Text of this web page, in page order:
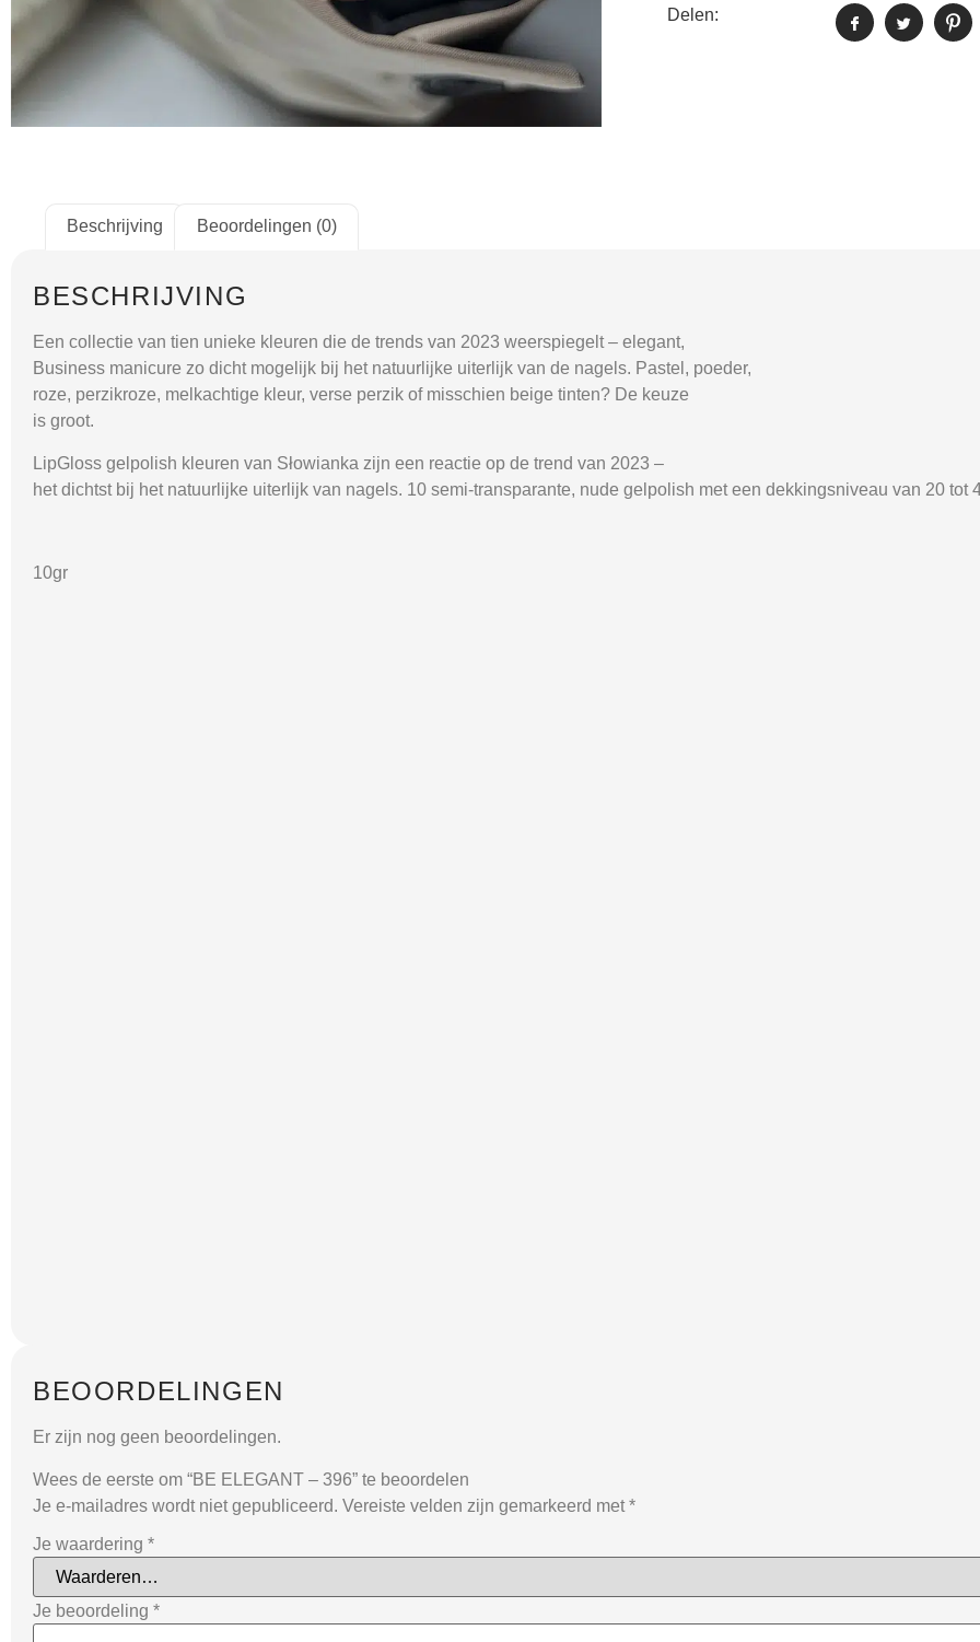
Delen:
Beschrijving Beoordelingen (0)
BESCHRIJVING
Een collectie van tien unieke kleuren die de trends van 2023 weerspiegelt – elegant,
Business manicure zo dicht mogelijk bij het natuurlijke uiterlijk van de nagels. Pastel, poeder,
roze, perzikroze, melkachtige kleur, verse perzik of misschien beige tinten? De keuze
is groot.
LipGloss gelpolish kleuren van Słowianka zijn een reactie op de trend van 2023 –
het dichtst bij het natuurlijke uiterlijk van nagels. 10 semi-transparante, nude gelpolish met een dekkingsniveau van 20 tot
10gr
BEOORDELINGEN
Er zijn nog geen beoordelingen.
Wees de eerste om “BE ELEGANT – 396” te beoordelen
Je e-mailadres wordt niet gepubliceerd. Vereiste velden zijn gemarkeerd met *
Je waardering *
Je beoordeling *